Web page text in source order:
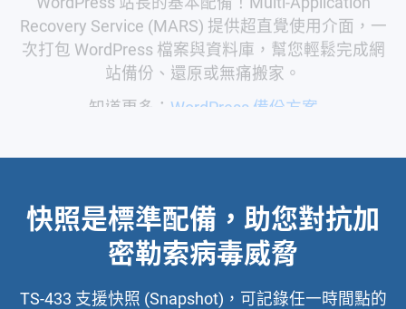
Recovery Service (MARS) 提供超直覺使用介面，一
次打包 WordPress 檔案與資料庫，幫您輕鬆完成網
站備份、還原或無痛搬家。
知道更多：
WordPress 備份方案
快照是標準配備，助您對抗加
密勒索病毒威脅
TS-433 支援快照 (Snapshot)，可記錄任一時間點的